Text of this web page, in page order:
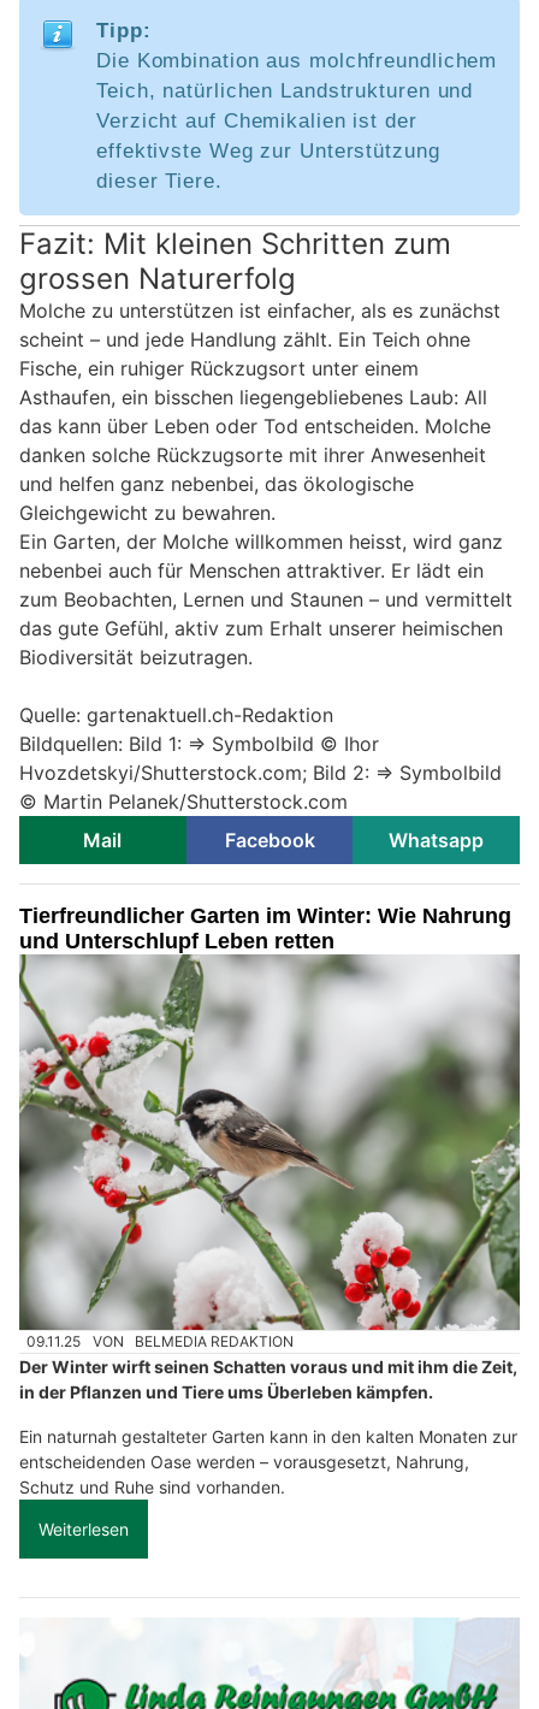
Tipp:
Die Kombination aus molchfreundlichem
Teich, natürlichen Landstrukturen und
Verzicht auf Chemikalien ist der
effektivste Weg zur Unterstützung
dieser Tiere.
Fazit: Mit kleinen Schritten zum
grossen Naturerfolg
Molche zu unterstützen ist einfacher, als es zunächst
scheint – und jede Handlung zählt. Ein Teich ohne
Fische, ein ruhiger Rückzugsort unter einem
Asthaufen, ein bisschen liegengebliebenes Laub: All
das kann über Leben oder Tod entscheiden. Molche
danken solche Rückzugsorte mit ihrer Anwesenheit
und helfen ganz nebenbei, das ökologische
Gleichgewicht zu bewahren.
Ein Garten, der Molche willkommen heisst, wird ganz
nebenbei auch für Menschen attraktiver. Er lädt ein
zum Beobachten, Lernen und Staunen – und vermittelt
das gute Gefühl, aktiv zum Erhalt unserer heimischen
Biodiversität beizutragen.
Quelle: gartenaktuell.ch-Redaktion
Bildquellen: Bild 1: => Symbolbild © Ihor
Hvozdetskyi/Shutterstock.com; Bild 2: => Symbolbild
© Martin Pelanek/Shutterstock.com
Mail
Facebook Whatsapp
Tierfreundlicher Garten im Winter: Wie Nahrung
und Unterschlupf Leben retten
09.11.25 VON BELMEDIA REDAKTION
Der Winter wirft seinen Schatten voraus und mit ihm die Zeit,
in der Pflanzen und Tiere ums Überleben kämpfen.
Ein naturnah gestalteter Garten kann in den kalten Monaten zur
entscheidenden Oase werden – vorausgesetzt, Nahrung,
Schutz und Ruhe sind vorhanden.
Weiterlesen